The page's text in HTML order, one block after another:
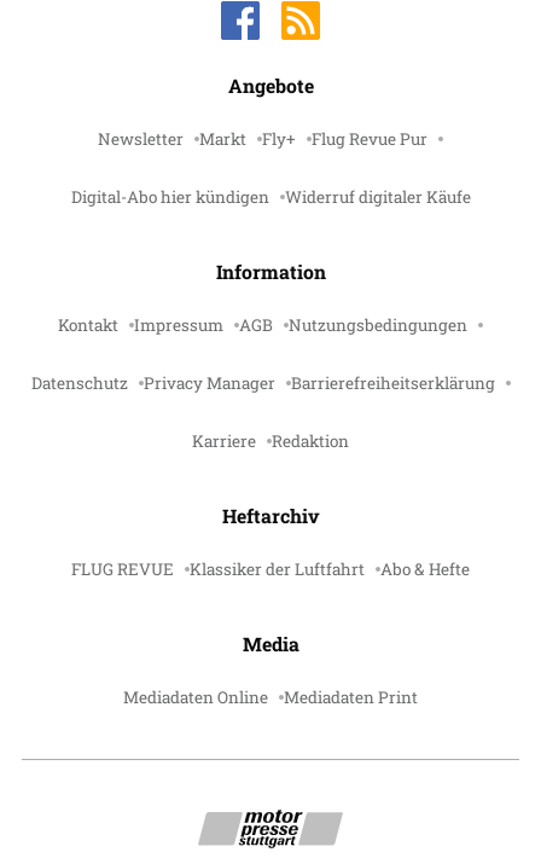
Angebote
Newsletter Markt Fly+ Flug Revue Pur
Digital-Abo hier kündigen Widerruf digitaler Käufe
Information
Kontakt Impressum AGB Nutzungsbedingungen
Datenschutz Privacy Manager Barrierefreiheitserklärung
Karriere Redaktion
Heftarchiv
FLUG REVUE Klassiker der Luftfahrt Abo & Hefte
Media
Mediadaten Online Mediadaten Print